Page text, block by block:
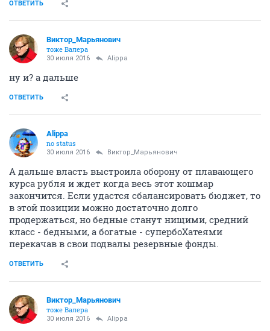
ОТВЕТИТЬ
Виктор_Марьянович
тоже Валера
30 июля 2016 Alippa
ну и? а дальше
ОТВЕТИТЬ
Alippa
no status
30 июля 2016 Виктор_Марьянович
А дальше власть выстроила оборону от плавающего
курса рубля и ждет когда весь этот кошмар
закончится. Если удастся сбалансировать бюджет, то
в этой позиции можно достаточно долго
продержаться, но бедные станут нищими, средний
класс - бедными, а богатые - супербоХатеями
перекачав в свои подвалы резервные фонды.
ОТВЕТИТЬ
Виктор_Марьянович
тоже Валера
30 июля 2016 Alippa